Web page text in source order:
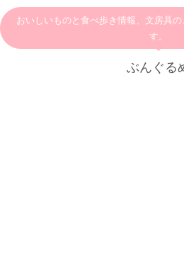
おいしいものと食べ歩き情報、文房具
す。
ぶんぐる